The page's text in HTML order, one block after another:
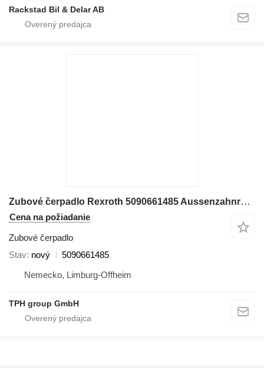
Rackstad Bil & Delar AB
Zubové čerpadlo Rexroth 5090661485 Aussenzahnradpumpe, Terex/Fuchs MHL320 na rýpadla Terex Fuchs MHL320
Cena na požiadanie
Zubové čerpadlo
Stav nový
5090661485
Nemecko, Limburg-Offheim
TPH group GmbH